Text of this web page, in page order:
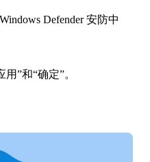
Defender 安防中
”和“确定”。